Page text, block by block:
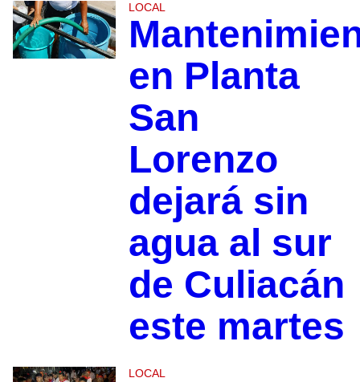
LOCAL
en Planta
San
Lorenzo
dejará sin
agua al sur
de Culiacán
este martes
LOCAL